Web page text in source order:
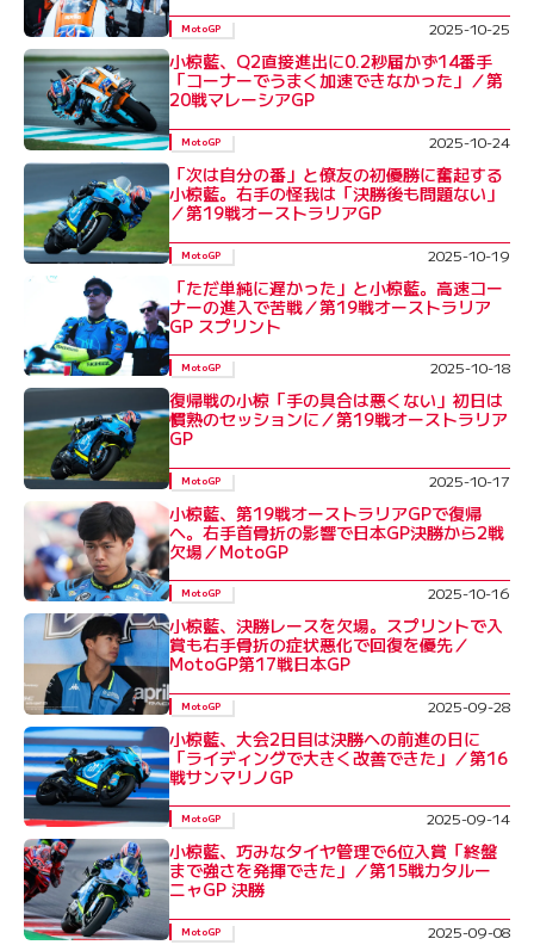
MotoGP 2025-10-25
小椋藍、Q2直接進出に0.2秒届かず14番手
「コーナーでうまく加速できなかった」／第
20戦マレーシアGP
MotoGP 2025-10-24
「次は自分の番」と僚友の初優勝に奮起する
小椋藍。右手の怪我は「決勝後も問題ない」
／第19戦オーストラリアGP
MotoGP 2025-10-19
「ただ単純に遅かった」と小椋藍。高速コー
ナーの進入で苦戦／第19戦オーストラリア
GP スプリント
MotoGP 2025-10-18
復帰戦の小椋「手の具合は悪くない」初日は
慣熟のセッションに／第19戦オーストラリア
GP
MotoGP 2025-10-17
小椋藍、第19戦オーストラリアGPで復帰
へ。右手首骨折の影響で日本GP決勝から2戦
欠場／MotoGP
MotoGP 2025-10-16
小椋藍、決勝レースを欠場。スプリントで入
賞も右手骨折の症状悪化で回復を優先／
MotoGP第17戦日本GP
MotoGP 2025-09-28
小椋藍、大会2日目は決勝への前進の日に
「ライディングで大きく改善できた」／第16
戦サンマリノGP
MotoGP 2025-09-14
小椋藍、巧みなタイヤ管理で6位入賞「終盤
まで強さを発揮できた」／第15戦カタルー
ニャGP 決勝
MotoGP 2025-09-08